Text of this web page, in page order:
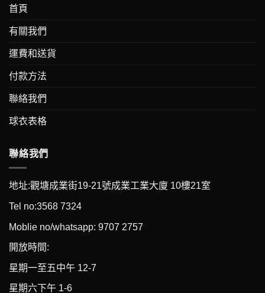
首頁
有關我們
運費和送貨
付款方法
聯絡我們
球衣表格
聯絡我們
地址:觀塘成業街19-21號成業工業大廈 10樓21室
Tel no:3568 7324
Moblie no/whatsapp: 9707 2757
開放時間:
星期一至五中午 12-7
星期六下午 1-6